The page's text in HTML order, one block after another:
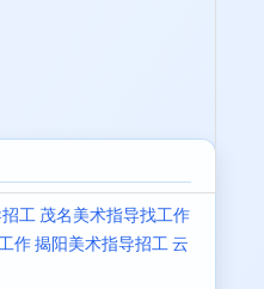
工 茂名美术指导找工作
作揭阳美术指导招工 云